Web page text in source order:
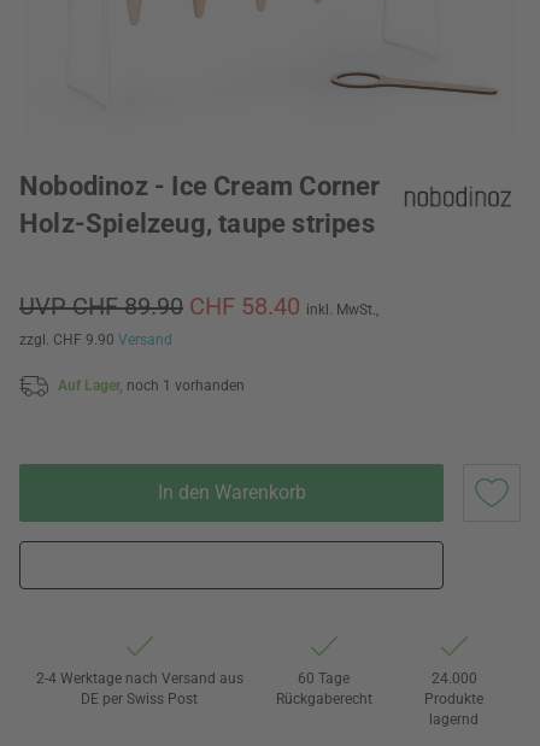
Nobodinoz - Ice Cream Corner
Holz-Spielzeug, taupe stripes
UVP CHF 89.90 CHF 58.40 inkl. MwSt.,
zzgl. CHF 9.90 Versand
Auf Lager, noch 1 vorhanden
In den Warenkorb
2-4 Werktage nach Versand aus
DE per Swiss Post
60 Tage
Rückgaberecht
24.000
Produkte
lagernd